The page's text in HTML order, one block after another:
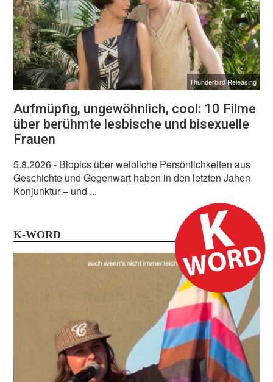
Thunderbird Releasing
Aufmüpfig, ungewöhnlich, cool: 10 Filme
über berühmte lesbische und bisexuelle
Frauen
5.8.2026- Biopics über weibliche Persönlichkeiten aus
Geschichte und Gegenwart haben in den letzten Jahen
Konjunktur – und ...
K-WORD